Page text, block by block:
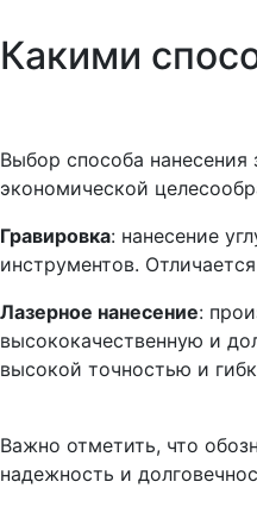
Какими
Выбор способа нанесения
экономической
Гравировка: нанесение
инструментов.
Лазерное нанесение:
высококачественную и
высокой точностью и
Важно отметить, что
надежность и